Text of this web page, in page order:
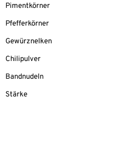
Pimentkörner
Pfefferkörner
Gewürznelken
Chilipulver
Bandnudeln
Stärke